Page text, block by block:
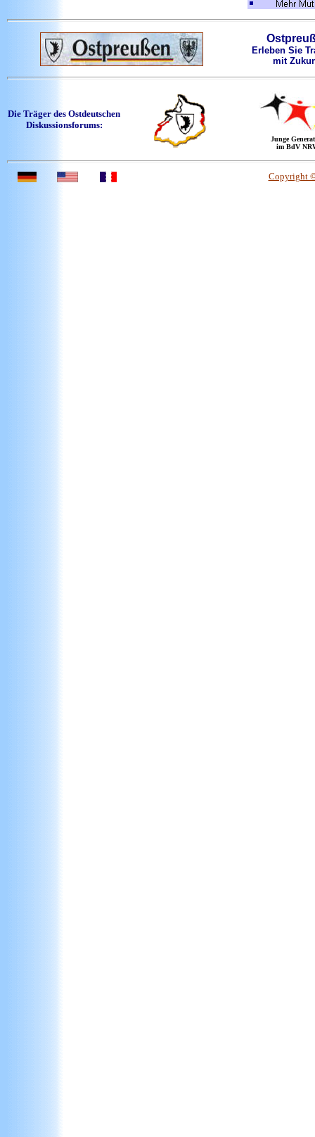
Erleben Sie
mit
Die Träger des Ostdeutschen
Diskussionsforums:
Junge
im BdV
Copyright